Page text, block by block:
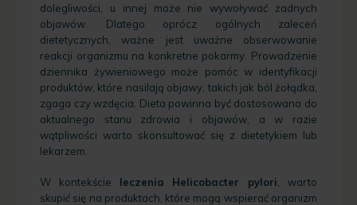
dolegliwości, u innej może nie wywoływać żadnych
objawów. Dlatego oprócz ogólnych zaleceń
dietetycznych, ważne jest uważne obserwowanie
reakcji organizmu na konkretne pokarmy. Prowadzenie
dziennika żywieniowego może pomóc w identyfikacji
produktów, które nasilają objawy, takich jak ból żołądka,
zgaga czy wzdęcia. Dieta powinna być dostosowana do
aktualnego stanu zdrowia i objawów, a w razie
wątpliwości warto skonsultować się z dietetykiem lub
lekarzem.
W kontekście leczenia Helicobacter pylori , warto
skupić się na produktach, które mogą wspierać organizm